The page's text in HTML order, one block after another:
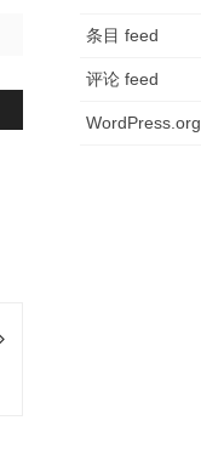
条目 feed
评论 feed
WordPress.org